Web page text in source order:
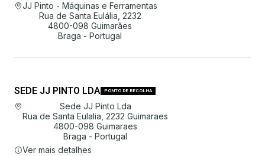
JJ Pinto - Máquinas e Ferramentas
Rua de Santa Eulália, 2232
4800-098 Guimarães
Braga - Portugal
SEDE JJ PINTO LDA PONTO DE RECOLHA
Sede JJ Pinto Lda
Rua de Santa Eulalia, 2232 Guimaraes
4800-098 Guimaraes
Braga - Portugal
Ver mais detalhes